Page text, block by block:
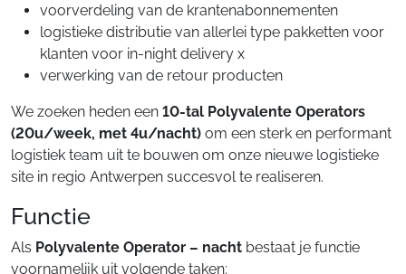
voorverdeling van de krantenabonnementen
logistieke distributie van allerlei type pakketten voor
klanten voor in-night delivery x
verwerking van de retour producten
We zoeken heden een 10-tal Polyvalente Operators
(20u/week, met 4u/nacht) om een sterk en performant
logistiek team uit te bouwen om onze nieuwe logistieke
site in regio Antwerpen succesvol te realiseren.
Functie
Als Polyvalente Operator – nacht bestaat je functie
voornamelijk uit volgende taken: